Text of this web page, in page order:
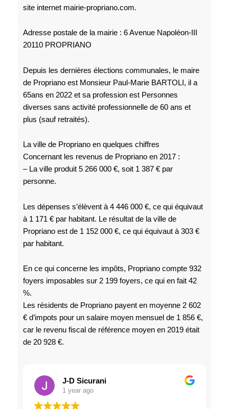
site internet mairie-propriano.com.
Adresse postale de la mairie : 6 Avenue Napoléon-III
20110 PROPRIANO
Depuis les dernières élections communales, le maire
de Propriano est Monsieur Paul-Marie BARTOLI, il a
65ans en 2022 et sa profession est Personnes
diverses sans activité professionnelle de 60 ans et
plus (sauf retraités).
La ville de Propriano en quelques chiffres
Concernant les revenus de Propriano en 2017 :
– La ville produit 5 266 000 €, soit 1 387 € par
personne.
Les dépenses s’élèvent à 4 446 000 €, ce qui équivaut
à 1 171 € par habitant. Le résultat de la ville de
Propriano est de 1 152 000 €, ce qui équivaut à 303 €
par habitant.
En ce qui concerne les impôts, Propriano compte 932
foyers imposables sur 2 199 foyers, ce qui en fait 42
%.
Les résidents de Propriano payent en moyenne 2 602
€ d’impots pour un salaire moyen mensuel de 1 856 €,
car le revenu fiscal de référence moyen en 2019 était
de 20 928 €.
J-D Sicurani
1 year ago